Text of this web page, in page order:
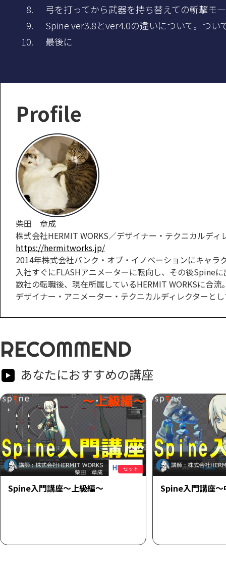
弓を打ってから武器を持ち替えての斬撃モ
Spine ver3.8とver4.0の違いについて。つい
最後に
Profile
柴田 章成
株式会社HERMIT WORKS／デザイナー・テクニカルディ
https://hermitworks.jp/
2014年株式会社バンク・オブ・イノベーションにキャラ
入社すぐにFLASHアニメーターに転向し、その後Spine
数社の転職後、現在所属しているHERMIT WORKSに合流
デザイナー・アニメーター・テクニカルディレクターと
RECOMMEND
あなたにおすすめの講座
セット
Spine入門講座～上級編～ Spine入門講座～